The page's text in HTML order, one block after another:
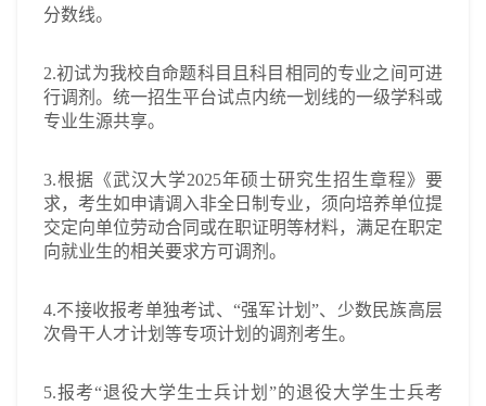
分数线。
2.初试为我校自命题科目且科目相同的专业之间可进
行调剂。统一招生平台试点内统一划线的一级学科或
专业生源共享。
3.根据《武汉大学2025年硕士研究生招生章程》要
求，考生如申请调入非全日制专业，须向培养单位提
交定向单位劳动合同或在职证明等材料，满足在职定
向就业生的相关要求方可调剂。
4.不接收报考单独考试、“强军计划”、少数民族高层
次骨干人才计划等专项计划的调剂考生。
5.报考“退役大学生士兵计划”的退役大学生士兵考